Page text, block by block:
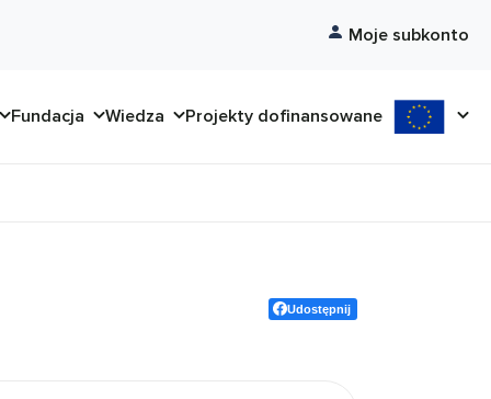
Moje subkonto
Fundacja Wiedza Projekty dofinansowane
Udostępnij